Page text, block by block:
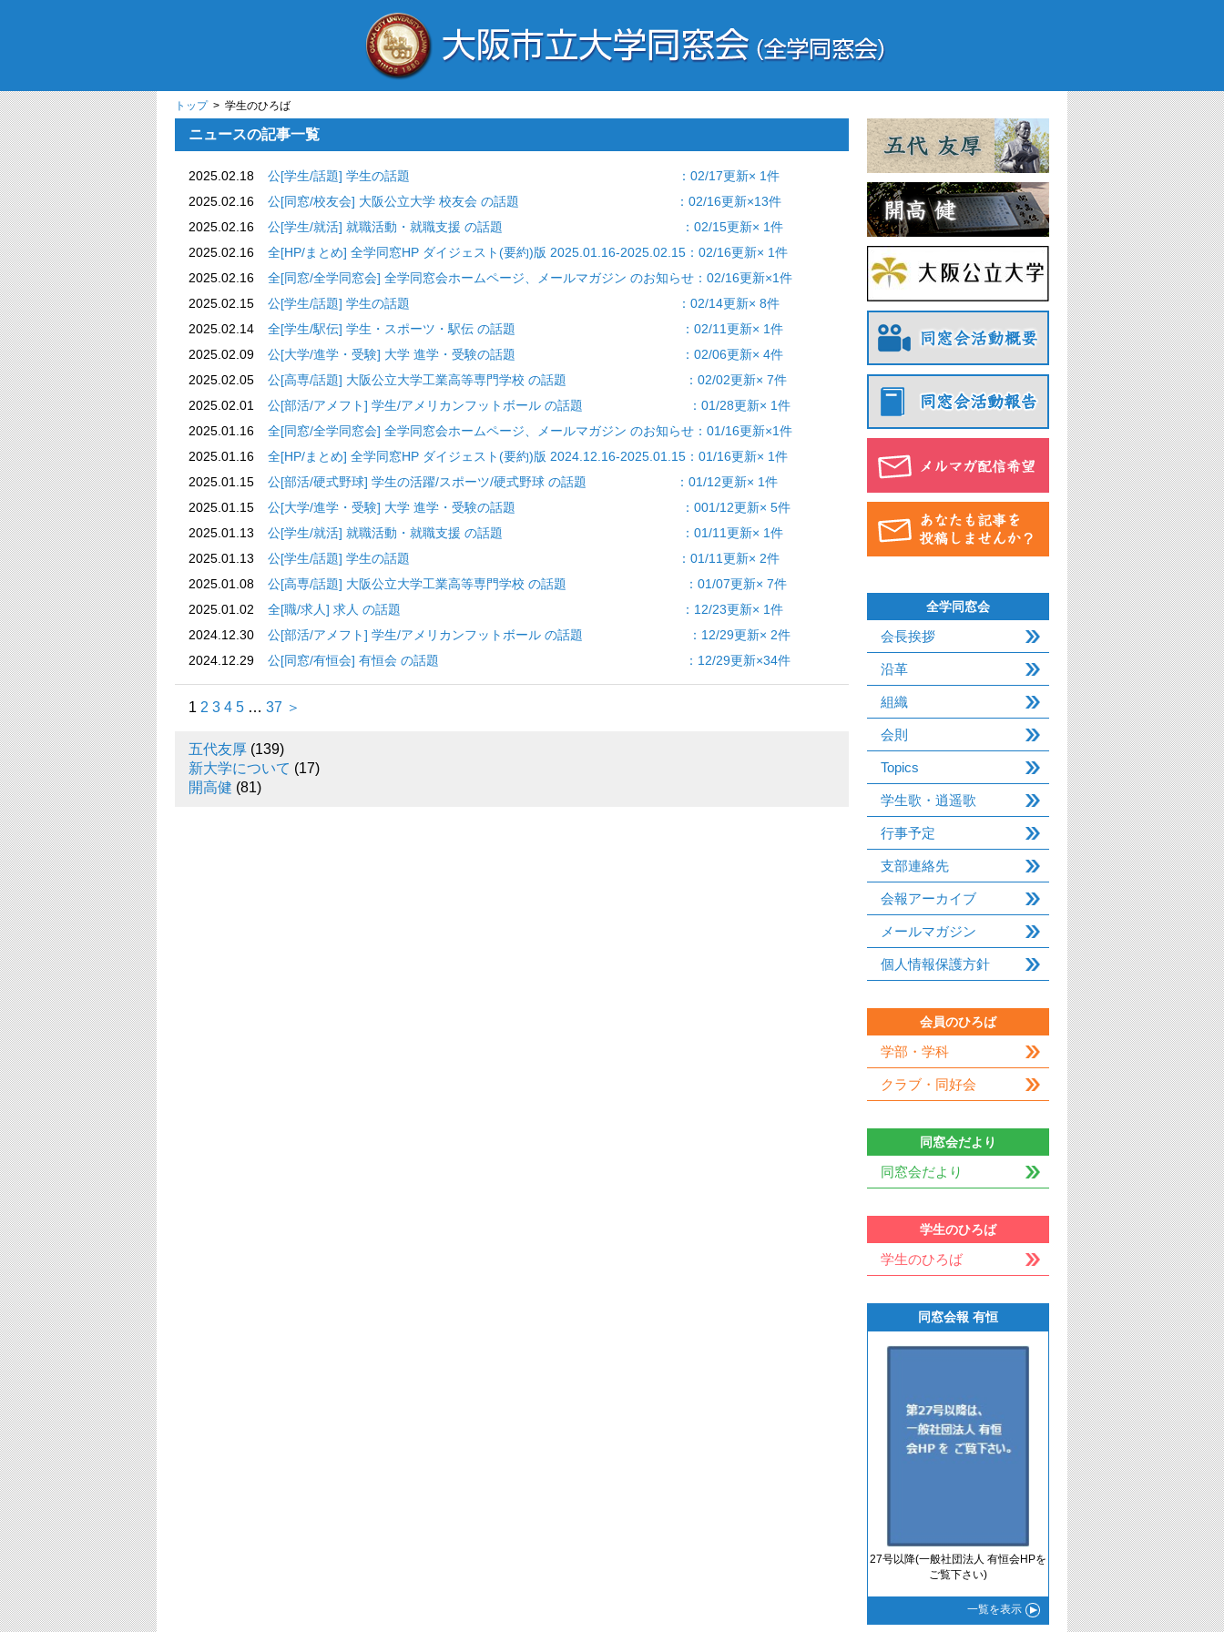
トップ> 学生のひろば
ニュースの記事一覧
2025.02.18
公[学生/話題] 学生の話題 ：02/17更新× 1件
2025.02.16
公[同窓/校友会] 大阪公立大学 校友会 の話題 ：02/16更新×13件
2025.02.16
公[学生/就活] 就職活動・就職支援 の話題 ：02/15更新× 1件
2025.02.16
全[HP/まとめ] 全学同窓HP ダイジェスト(要約)版 2025.01.16-2025.02.15：02/16更新× 1件
2025.02.16
全[同窓/全学同窓会] 全学同窓会ホームページ、メールマガジン のお知らせ：02/16更新×1件
2025.02.15
公[学生/話題] 学生の話題 ：02/14更新× 8件
2025.02.14
全[学生/駅伝] 学生・スポーツ・駅伝 の話題 ：02/11更新× 1件
2025.02.09
公[大学/進学・受験] 大学 進学・受験の話題 ：02/06更新× 4件
2025.02.05
公[高専/話題] 大阪公立大学工業高等専門学校 の話題 ：02/02更新× 7件
2025.02.01
公[部活/アメフト] 学生/アメリカンフットボール の話題 ：01/28更新× 1件
2025.01.16
全[同窓/全学同窓会] 全学同窓会ホームページ、メールマガジン のお知らせ：01/16更新×1件
2025.01.16
全[HP/まとめ] 全学同窓HP ダイジェスト(要約)版 2024.12.16-2025.01.15：01/16更新× 1件
2025.01.15
公[部活/硬式野球] 学生の活躍/スポーツ/硬式野球 の話題 ：01/12更新× 1件
2025.01.15
公[大学/進学・受験] 大学 進学・受験の話題 ：001/12更新× 5件
2025.01.13
公[学生/就活] 就職活動・就職支援 の話題 ：01/11更新× 1件
2025.01.13
公[学生/話題] 学生の話題 ：01/11更新× 2件
2025.01.08
公[高専/話題] 大阪公立大学工業高等専門学校 の話題 ：01/07更新× 7件
2025.01.02
全[職/求人] 求人 の話題 ：12/23更新× 1件
2024.12.30
公[部活/アメフト] 学生/アメリカンフットボール の話題 ：12/29更新× 2件
2024.12.29
公[同窓/有恒会] 有恒会 の話題 ：12/29更新×34件
1 2 3 4 5 … 37 ＞
五代友厚 (139)
新大学について (17)
開高健 (81)
全学同窓会
会長挨拶
沿革
組織
会則
Topics
学生歌・逍遥歌
行事予定
支部連絡先
会報アーカイブ
メールマガジン
個人情報保護方針
会員のひろば
学部・学科
クラブ・同好会
同窓会だより
同窓会だより
学生のひろば
学生のひろば
同窓会報 有恒
27号以降(一般社団法人 有恒会HPを
ご覧下さい)
一覧を表示